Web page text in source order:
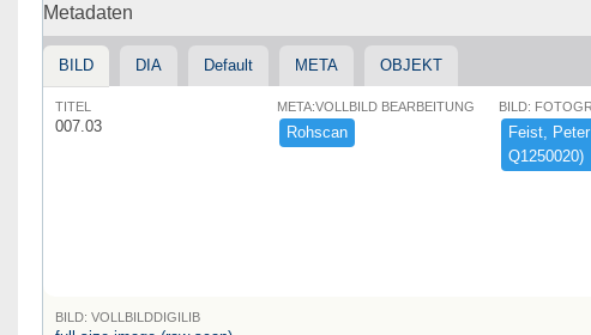
Metadaten
BILD DIA Default META OBJEKT
TITEL
007.03
META:VOLLBILD BEARBEITUNG
Rohscan
BILD:
Feist,​
Q1250020)​
BILD: VOLLBILDDIGILIB